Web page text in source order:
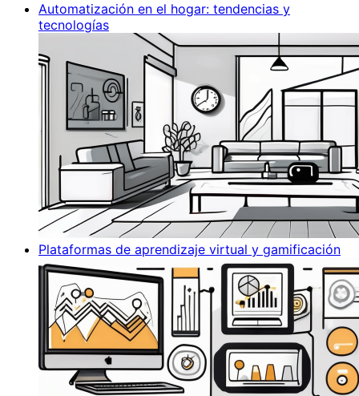
Automatización en el hogar: tendencias y
tecnologías
Plataformas de aprendizaje virtual y gamificación